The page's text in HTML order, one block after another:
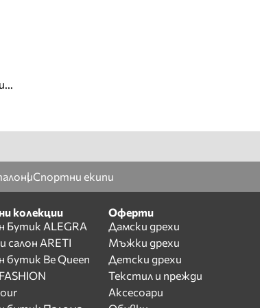
Спортни екипи
колекции
Бутик ALEGRA
салон ARETI
бутик Be Queen
Оферти
Дамски дрехи
Мъжки дрехи
Детски дрехи
Текстил и прежди
Аксесоари